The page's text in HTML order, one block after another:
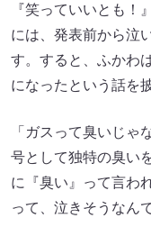
『笑っていいとも！
には、発表前から泣
す。すると、ふかわ
になったという話を
「ガスって臭いじゃ
号として独特の臭い
に『臭い』って言わ
って、泣きそうなん